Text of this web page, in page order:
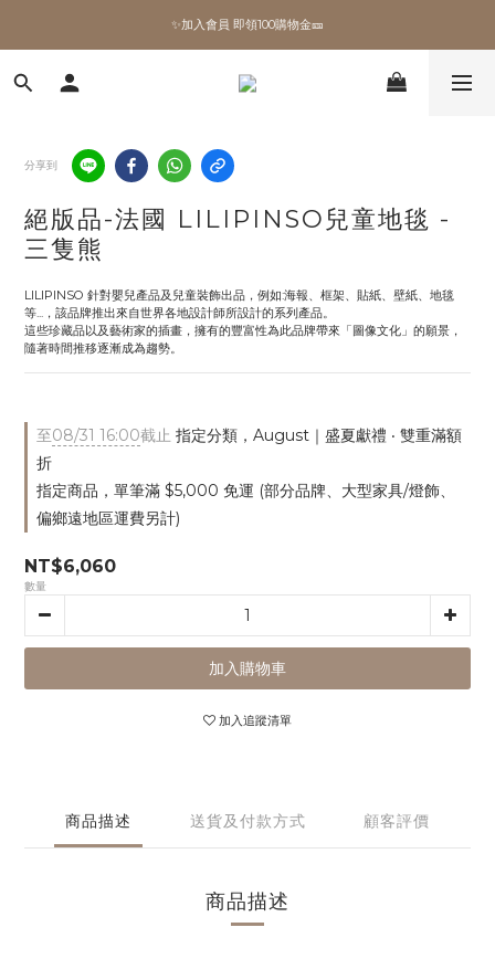
✨加入會員 即領100購物金🎫
✨加入會員 即領100購物金🎫
全館滿額現折🔥
✨加入會員 即領100購物金🎫
分享到
絕版品-法國 LILIPINSO兒童地毯 -
三隻熊
LILIPINSO 針對嬰兒產品及兒童裝飾出品，例如:海報、框架、貼紙、壁紙、地毯
等...，該品牌推出來自世界各地設計師所設計的系列產品。
這些珍藏品以及藝術家的插畫，擁有的豐富性為此品牌帶來「圖像文化」的願景，
隨著時間推移逐漸成為趨勢。
至08/31 16:00截止 指定分類，August｜盛夏獻禮 ‧ 雙重滿額
折
指定商品，單筆滿 $5,000 免運 (部分品牌、大型家具/燈飾、
偏鄉遠地區運費另計)
NT$6,060
數量
加入購物車
加入追蹤清單
商品描述 送貨及付款方式 顧客評價
商品描述